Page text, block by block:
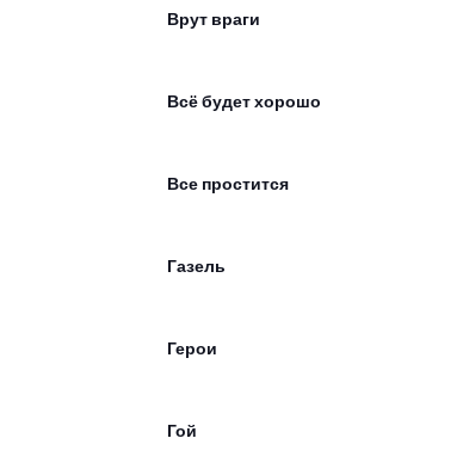
Врут враги
Всё будет хорошо
Все простится
Газель
Герои
Гой